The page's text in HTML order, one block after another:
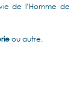
de l’Homme de
ou autre.